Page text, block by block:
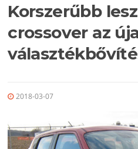
Korszerűbb
crossover az
2018-03-07